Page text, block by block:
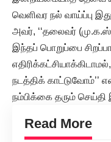
வெளிவர நல் வாய்ப்பு
அவர், ‘‘தலைவர்
இந்தப் பொறுப்பை
நடத்திக் காட்டுவோம்’’
நம்பிக்கை தரும் செய்தி
Read More